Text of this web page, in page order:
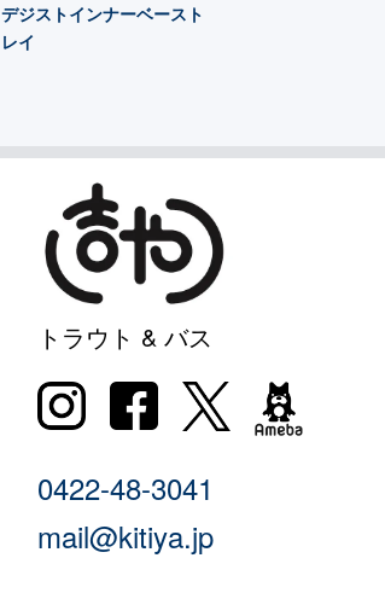
デジストインナーベースト
レイ
トラウト & バス
0422-48-3041
mail@kitiya.jp